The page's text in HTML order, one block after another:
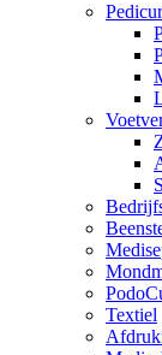
Textiel